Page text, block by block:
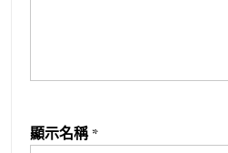
顯示名稱 *